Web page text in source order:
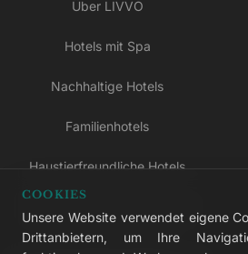
Über LIVVO
Hotels mit Spa
Nachhaltige Hotels
Familienhotels
Haustierfreundliche Hotels
All-inclusive-Hotels
COOKIES
Unsere Website verwendet eigene
Drittanbietern, um Ihre